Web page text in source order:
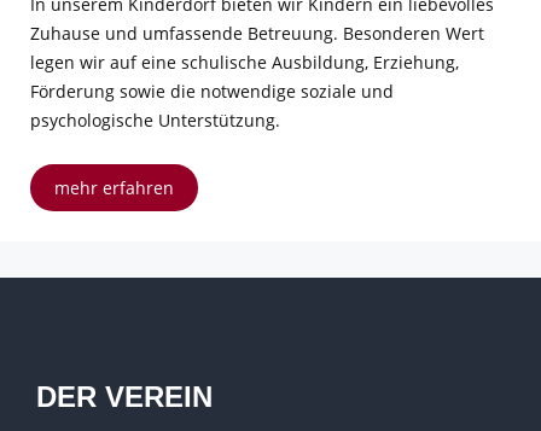
Zuhause und umfassende Betreuung. Besonderen Wert
legen wir auf eine schulische Ausbildung, Erziehung,
Förderung sowie die notwendige soziale und
psychologische Unterstützung.
mehr erfahren
DER VEREIN